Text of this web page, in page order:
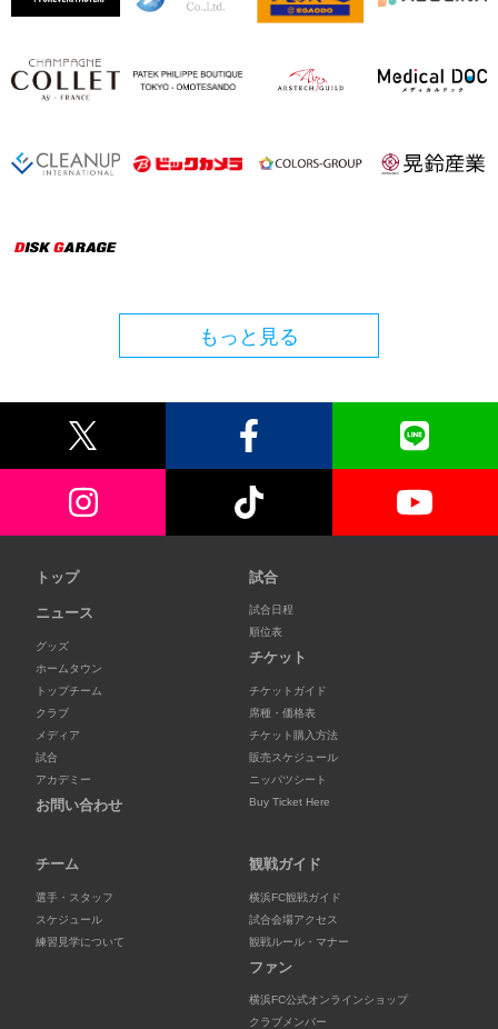
もっと見る
トップ
ニュース
グッズ
ホームタウン
トップチーム
クラブ
メディア
試合
アカデミー
お問い合わせ
試合
試合日程
順位表
チケット
チケットガイド
席種・価格表
チケット購入方法
販売スケジュール
ニッパツシート
Buy Ticket Here
チーム
選手・スタッフ
スケジュール
練習見学について
観戦ガイド
横浜FC観戦ガイド
試合会場アクセス
観戦ルール・マナー
ファン
横浜FC公式オンラインショップ
クラブメンバー